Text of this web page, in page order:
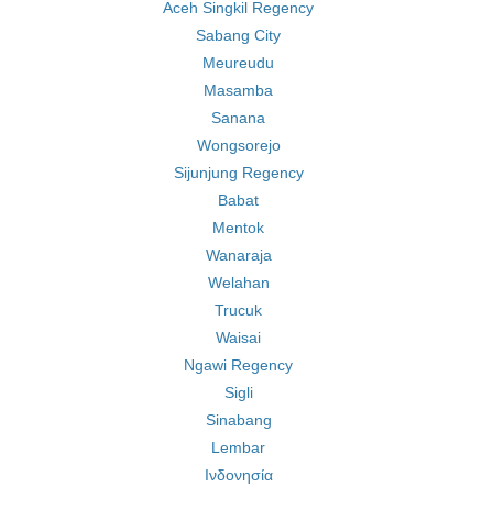
Aceh Singkil Regency
Sabang City
Meureudu
Masamba
Sanana
Wongsorejo
Sijunjung Regency
Babat
Mentok
Wanaraja
Welahan
Trucuk
Waisai
Ngawi Regency
Sigli
Sinabang
Lembar
Ινδονησία